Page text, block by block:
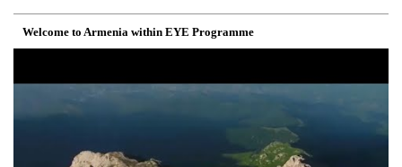
Welcome to Armenia within EYE Programme